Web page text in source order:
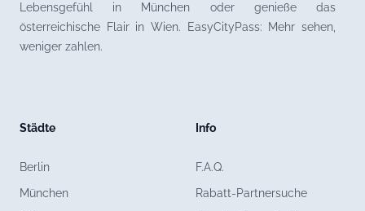
Lebensgefühl in München oder genieße das
österreichische Flair in Wien. EasyCityPass: Mehr sehen,
weniger zahlen.
Städte
Berlin
München
Info
F.A.Q.
Rabatt-Partnersuche